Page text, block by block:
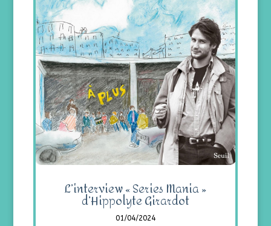
L’interview « Series Mania »
d’Hippolyte Girardot
01/04/2024